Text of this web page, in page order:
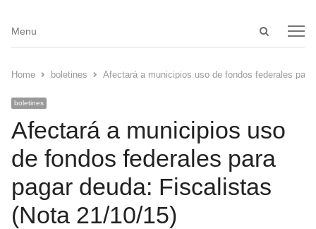
Open
Menu
Menu
Home boletines Afectará a municipios uso de fondos federales
boletines
Afectará a municipios uso
de fondos federales para
pagar deuda: Fiscalistas
(Nota 21/10/15)